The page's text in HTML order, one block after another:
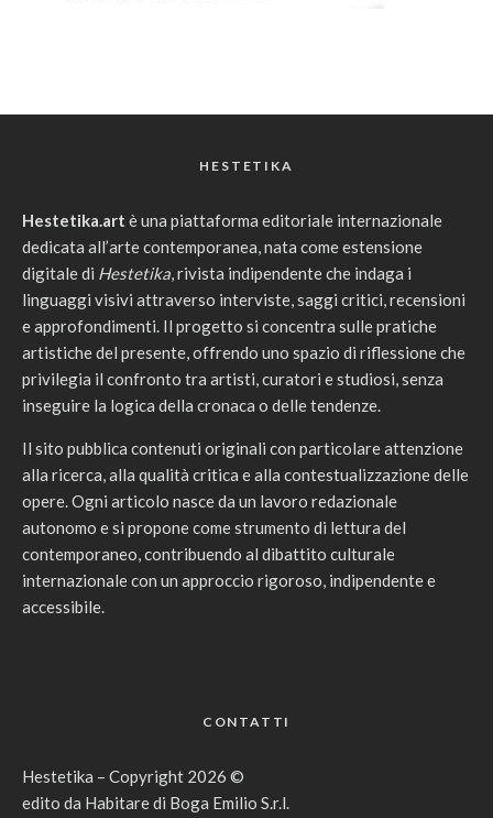
HESTETIKA
Hestetika.art è una piattaforma editoriale internazionale
dedicata all’arte contemporanea, nata come estensione
digitale di Hestetika, rivista indipendente che indaga i
linguaggi visivi attraverso interviste, saggi critici, recensioni
e approfondimenti. Il progetto si concentra sulle pratiche
artistiche del presente, offrendo uno spazio di riflessione che
privilegia il confronto tra artisti, curatori e studiosi, senza
inseguire la logica della cronaca o delle tendenze.
Il sito pubblica contenuti originali con particolare attenzione
alla ricerca, alla qualità critica e alla contestualizzazione delle
opere. Ogni articolo nasce da un lavoro redazionale
autonomo e si propone come strumento di lettura del
contemporaneo, contribuendo al dibattito culturale
internazionale con un approccio rigoroso, indipendente e
accessibile.
CONTATTI
Hestetika – Copyright 2026 ©
edito da Habitare di Boga Emilio S.r.l.